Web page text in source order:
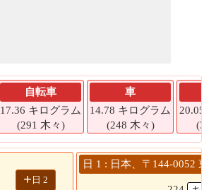
自転車
17.36 キログラム
(291 木々)
車
14.78 キログラム
(248 木々)
20.05
+ 日 2
日 1 : 日本、〒144-0052 東